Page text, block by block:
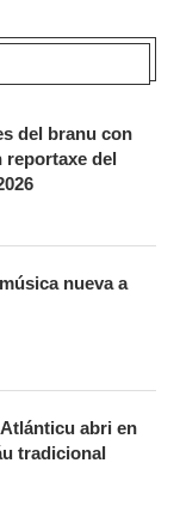
del branu con
reportaxe del
nueva a
abri en
tradicional